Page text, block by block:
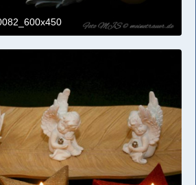
um 11:09